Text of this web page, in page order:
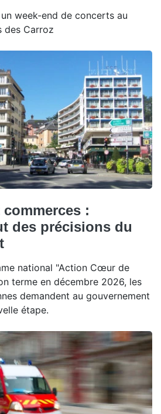
week-end de concerts au
des Carroz
:
des précisions du
national "Action Cœur de
terme en décembre 2026, les
demandent au gouvernement
étape.